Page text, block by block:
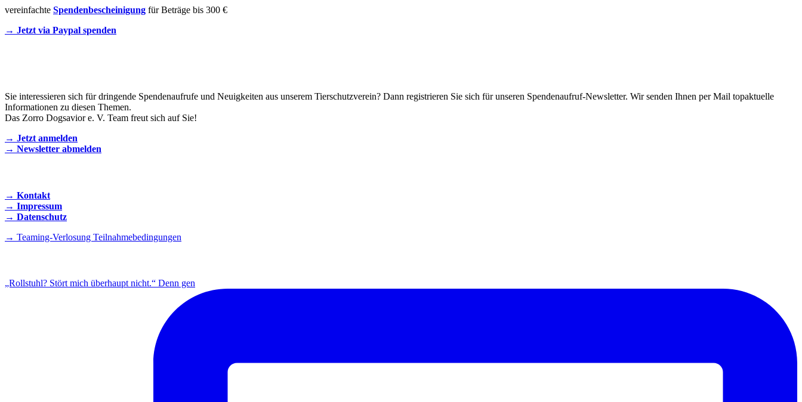
vereinfachte Spendenbescheinigung für Beträge bis 300 €
→ Jetzt via Paypal spenden
Sie interessieren sich für dringende Spendenaufrufe und Neuigkeiten aus unserem Tierschutzverein? Dann registrieren Sie sich für unseren Spendenaufruf-Newsletter. Wir senden Ihnen per Mail topaktuelle
Informationen zu diesen Themen.
Das Zorro Dogsavior e. V. Team freut sich auf Sie!
→ Jetzt anmelden
→ Newsletter abmelden
→ Kontakt
→ Impressum
→ Datenschutz
→ Teaming-Verlosung Teilnahmebedingungen
„Rollstuhl? Stört mich überhaupt nicht.“ Denn gen